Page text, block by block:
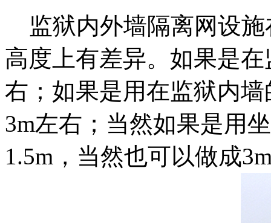
监狱内外墙隔离网设施
高度上有差异。如果是
右；如果是用在监狱内
3m左右；当然如果是用
1.5m，当然也可以做成